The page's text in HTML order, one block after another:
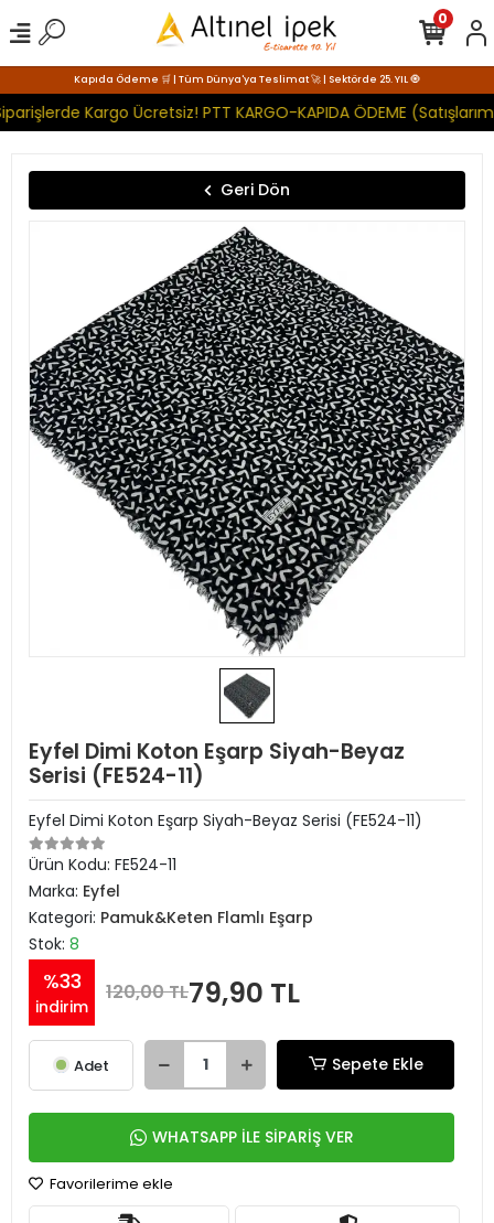
Kapıda Ödeme 🛒 | Tüm Dünya'ya Teslimat 🚀 | Sektörde 25. YIL 🧿
Kargo Ücretsiz! PTT KARGO-KAPIDA ÖDEME
0
Geri Dön
Eyfel Dimi Koton Eşarp Siyah-Beyaz
Serisi (FE524-11)
Eyfel Dimi Koton Eşarp Siyah-Beyaz Serisi (FE524-11)
Ürün Kodu: FE524-11
Marka: Eyfel
Kategori: Pamuk&Keten Flamlı Eşarp
Stok: 8
%33
indirim
120,00 TL79,90 TL
Adet Sepete Ekle
WHATSAPP İLE SİPARİŞ VER
Favorilerime ekle